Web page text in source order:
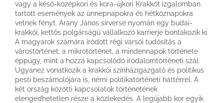
vagy a késő-középkori és kora-újkori Krakkót izgalomban
tartott események az ünnepnapokra és hétköznapokra
vetnek fényt. Arany János sírverse nyomán egy budai-
krakkói, kettős polgárságú vállalkozó karrierje bontakozik ki.
A magyarok számára íródott régi varsói tudósítás a
várostörténet, a mikrotörténet, a mindennapok története
éppúgy, mint a hozzá kapcsolódó irodalomtörténeti szál.
Ugyanez vonatkozik a krakkói színházigazgató és politikus
pesti beszámolójára is, némi politikatörténeti háttérrel. A
két ország közötti kapcsolatok történetének
elengedhetetlen része a közlekedés. A legújabb kor egyik